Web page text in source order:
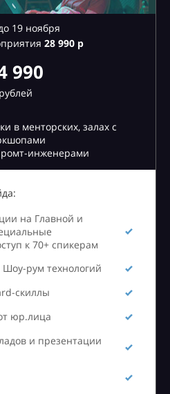
19 ноября
28990 р
990
рублей
в менторских, залах с
инженерами
на Главной и
к 70+ спикерам
рум технологий
скиллы
юр.лица
и презентации